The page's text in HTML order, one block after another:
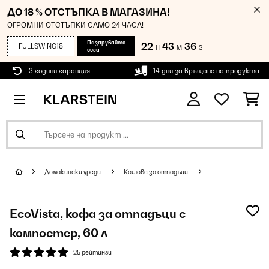
ДО 18 % ОТСТЪПКА В МАГАЗИНА!
ОГРОМНИ ОТСТЪПКИ САМО 24 ЧАСА!
FULLSWING18
Пазарувайте
сега
22 H 43 M 35 S
3 години гаранция 14 дни за връщане на продукта
Домакински уреди Кошове за отпадъци
EcoVista, кофа за отпадъци с
компостер, 60 л
25 рейтинги